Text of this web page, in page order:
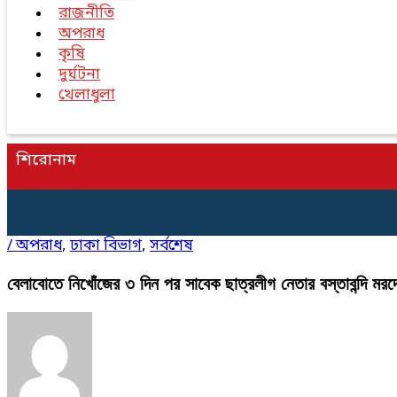
রাজনীতি
অপরাধ
কৃষি
দুর্ঘটনা
খেলাধুলা
শিরোনাম
/অপরাধ, ঢাকা বিভাগ, সর্বশেষ
বেলাবোতে নিখোঁজের ৩ দিন পর সাবেক ছাত্রলীগ নেতার বস্তাবন্দি